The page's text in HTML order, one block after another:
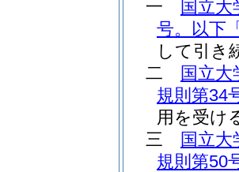
一
国立
号。以下
して引き
二
国立
規則第34
用を受け
三
国立
規則第50